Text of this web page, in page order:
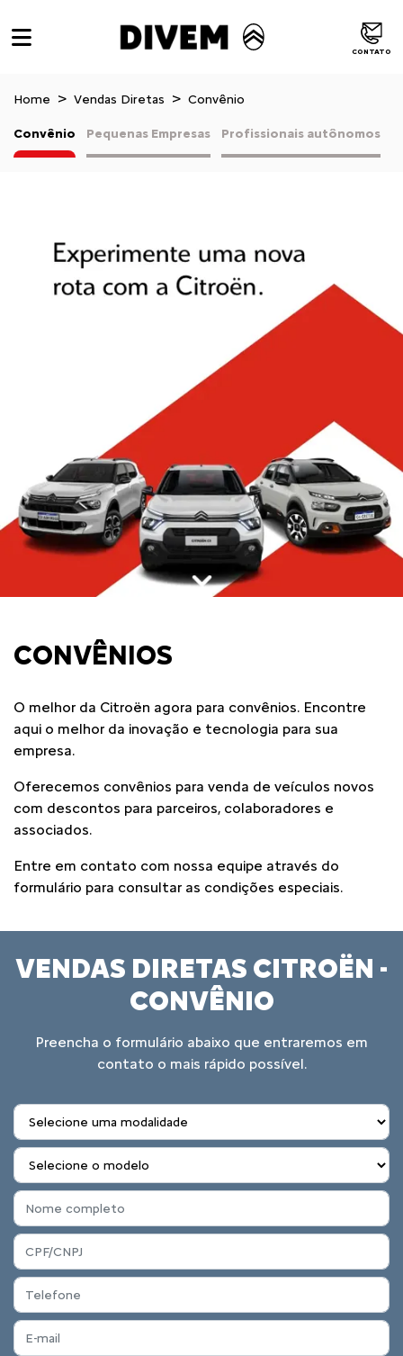
CONTATO
Home Vendas Diretas Convênio
Pequenas Empresas Profissionais autônomos
Convênio
CONVÊNIOS
O melhor da Citroën agora para convênios. Encontre
aqui o melhor da inovação e tecnologia para sua
empresa.
Oferecemos convênios para venda de veículos novos
com descontos para parceiros, colaboradores e
associados.
Entre em contato com nossa equipe através do
formulário para consultar as condições especiais.
VENDAS DIRETAS CITROËN -
CONVÊNIO
Preencha o formulário abaixo que entraremos em
contato o mais rápido possível.